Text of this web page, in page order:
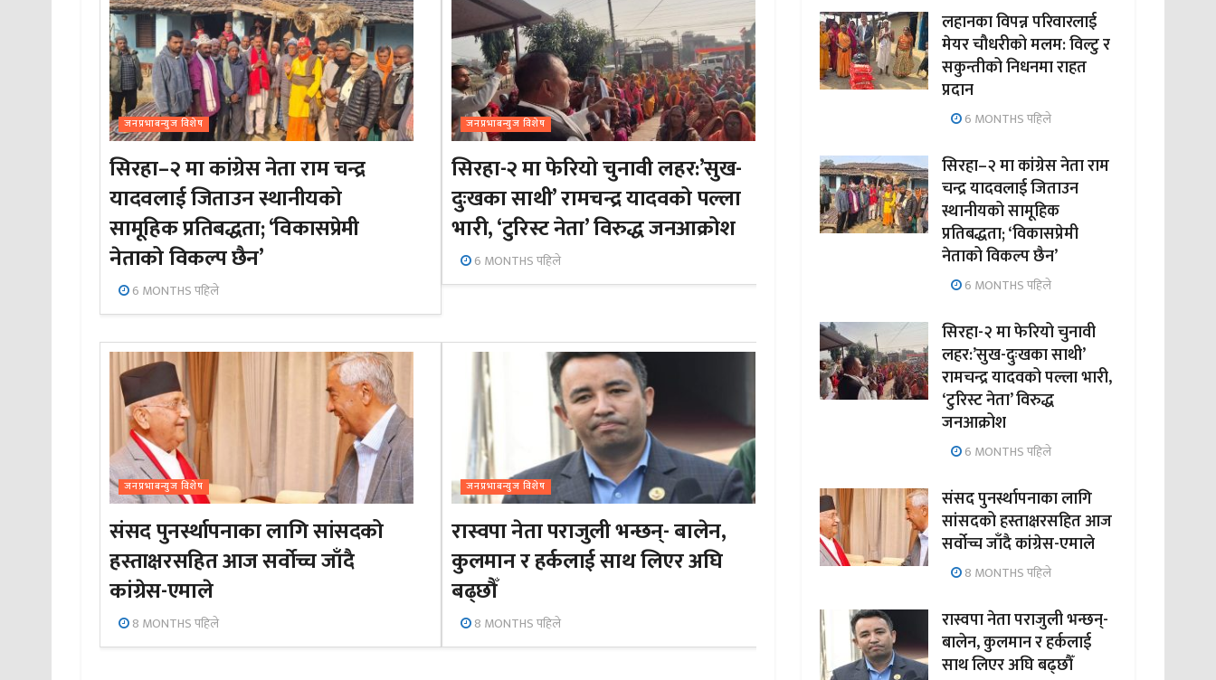
जनप्रभाबन्युज विशेष
सिरहा–२ मा कांग्रेस नेता राम चन्द्र
यादवलाई जिताउन स्थानीयको
सामूहिक प्रतिबद्धता; ‘विकासप्रेमी
नेताको विकल्प छैन’
6 MONTHS पहिले
जनप्रभाबन्युज विशेष
सिरहा-२ मा फेरियो चुनावी लहर:’सुख-
दुःखका साथी’ रामचन्द्र यादवको पल्ला
भारी, ‘टुरिस्ट नेता’ विरुद्ध जनआक्रोश
6 MONTHS पहिले
जनप्रभाबन्युज विशेष
संसद पुनर्स्थापनाका लागि सांसदको
हस्ताक्षरसहित आज सर्वोच्च जाँदै
कांग्रेस-एमाले
8 MONTHS पहिले
जनप्रभाबन्युज विशेष
रास्वपा नेता पराजुली भन्छन्- बालेन,
कुलमान र हर्कलाई साथ लिएर अघि
बढ्छौँ
8 MONTHS पहिले
लहानका विपन्न परिवारलाई
मेयर चौधरीको मलम: विल्टु र
सकुन्तीको निधनमा राहत
प्रदान
6 MONTHS पहिले
सिरहा–२ मा कांग्रेस नेता राम
चन्द्र यादवलाई जिताउन
स्थानीयको सामूहिक
प्रतिबद्धता; ‘विकासप्रेमी
नेताको विकल्प छैन’
6 MONTHS पहिले
सिरहा-२ मा फेरियो चुनावी
लहर:’सुख-दुःखका साथी’
रामचन्द्र यादवको पल्ला भारी,
‘टुरिस्ट नेता’ विरुद्ध
जनआक्रोश
6 MONTHS पहिले
संसद पुनर्स्थापनाका लागि
सांसदको हस्ताक्षरसहित आज
सर्वोच्च जाँदै कांग्रेस-एमाले
8 MONTHS पहिले
रास्वपा नेता पराजुली भन्छन्-
बालेन, कुलमान र हर्कलाई
साथ लिएर अघि बढ्छौँ